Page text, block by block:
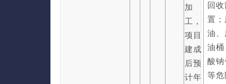
加
工，
项目
建成
后预
计年
回
置
油
油
酸
等